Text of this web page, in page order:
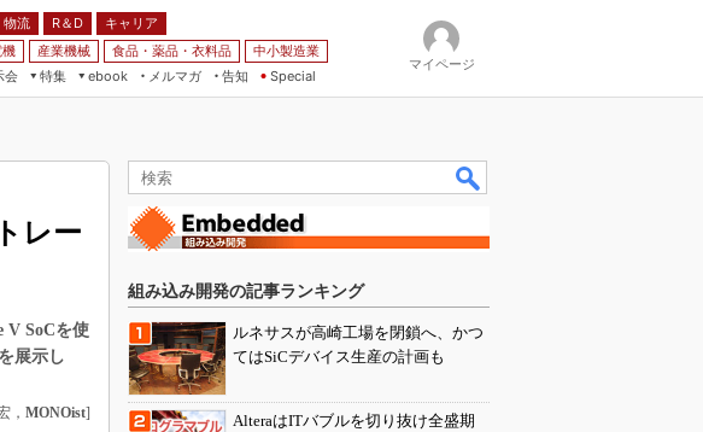
物流 R＆D
キャリア
機 産業機械 食品・薬品・衣料品
中小製造業
会
特集
ebook
メルマガ
告知 Special
マイページ
レー
V SoCを使
展示し
， MONOist]
組み込み開発の記事ランキング
ルネサスが高崎工場を閉鎖へ、かつ
てはSiCデバイス生産の計画も
AlteraはITバブルを切り抜け全盛期